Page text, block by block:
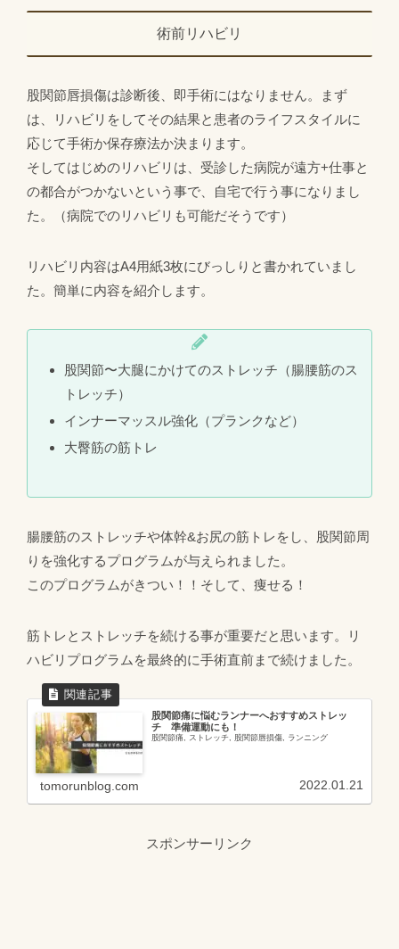
術前リハビリ
股関節唇損傷は診断後、即手術にはなりません。まず
は、リハビリをしてその結果と患者のライフスタイルに
応じて手術か保存療法か決まります。
そしてはじめのリハビリは、受診した病院が遠方+仕事と
の都合がつかないという事で、自宅で行う事になりまし
た。（病院でのリハビリも可能だそうです）
リハビリ内容はA4用紙3枚にびっしりと書かれていまし
た。簡単に内容を紹介します。
股関節〜大腿にかけてのストレッチ（腸腰筋のス
トレッチ）
インナーマッスル強化（プランクなど）
大臀筋の筋トレ
腸腰筋のストレッチや体幹&お尻の筋トレをし、股関節周
りを強化するプログラムが与えられました。
このプログラムがきつい！！そして、痩せる！
筋トレとストレッチを続ける事が重要だと思います。リ
ハビリプログラムを最終的に手術直前まで続けました。
股関節痛に悩むランナーへおすすめストレッ
チ 準備運動にも！
股関節痛, ストレッチ, 股関節唇損傷, ランニング
tomorunblog.com 2022.01.21
スポンサーリンク